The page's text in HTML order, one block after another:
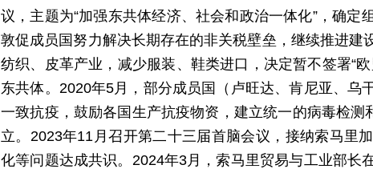
议，主题为“加强东共体经济、社会和政治一体化”，确定
敦促成员国努力解决长期存在的非关税壁垒，继续推进
纺织、皮革产业，减少服装、鞋类进口，决定暂不签署“
东共体。2020年5月，部分成员国（卢旺达、肯尼亚、乌
一致抗疫，鼓励各国生产抗疫物资，建立统一的病毒检
立。2023年11月召开第二十三届首脑会议，接纳索马里
化等问题达成共识。2024年3月，索马里贸易与工业部长